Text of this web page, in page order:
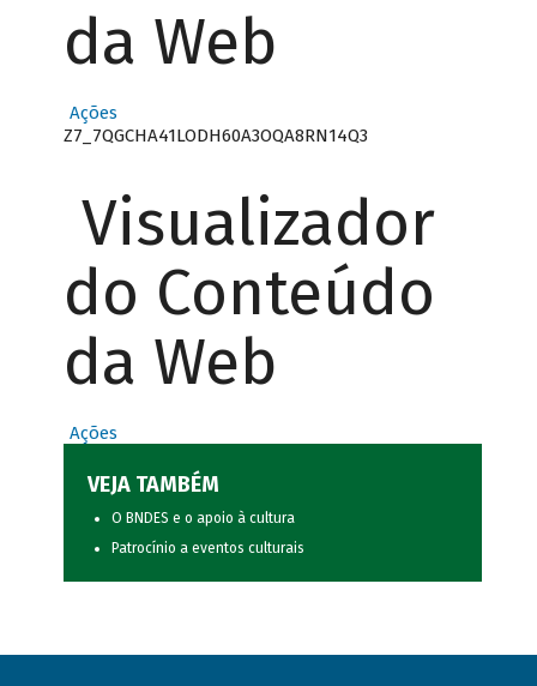
da Web
Ações
Z7_7QGCHA41LODH60A3OQA8RN14Q3
Visualizador
do Conteúdo
da Web
Ações
VEJA TAMBÉM
O BNDES e o apoio à cultura
Patrocínio a eventos culturais